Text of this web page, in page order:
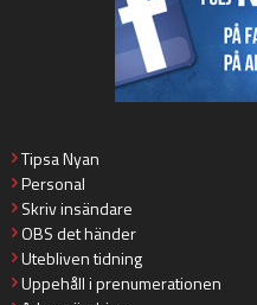
Tipsa Nyan
Personal
Skriv insändare
OBS det händer
Utebliven tidning
Uppehåll i prenumerationen